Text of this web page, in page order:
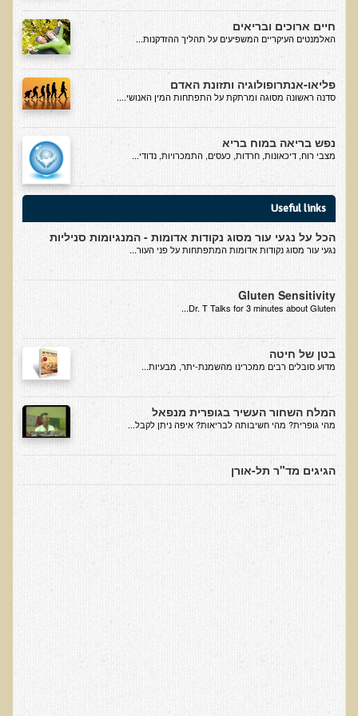
עדויות מטופלים
תודה לך דוקטור על חוויה נהדרת
לי
עצוב נורא לחשוב שכל כך הרבה אנשים מאמינים שכימותרפיה היא
אנחנו מאושרים מאוד שביצענו ואת הבדיקה וממליצים בחום לכל מי
שסובל לעשות אותה.
הבריאות של כל המשפחה השתפרה
אסירי תודה לך על השבת הבריאות שלנו
תודה דר' עדיאל שהצלת את חיי!
הצוות שלנו
ענבל ליבסקי, Bsc, ND
ד"ר גבריאל שמלוב MD
ד"ר שולמית לוריא (MD)
איפה נמצא ד"ר תל-אורן
אקופוליטן רשת בינ"ל לבריאות האדם והסביבה
מיהו ד"ר עדיאל תל-אורן
הארגון העולמי לבריאות נפשית פונקציונאלית
הקלה בדיכאון חמור
חיים ארוכים ובריאים
האלמנטים העיקריים המשפיעים על תהליך ההזדקנות...
פליאו-אנתרופולוגיה ותזונת האדם
סדנה ראשונה מסוגה ומרתקת על התפתחות המין האנושי....
נפש בריאה במוח בריא
מצבי רוח, דיכאונות, חרדות, כעסים, התמכרויות, נדודי...
Useful links
הכל על נגעי עור מסוג נקודות אדומות - המנגיומות סניליות
נגעי עור מסוג נקודות אדומות המתפתחות על פני העור...
Gluten Sensitivity
Dr. T Talks for 3 minutes about Gluten...
בטן של חיטה
​מדוע סובלים רבים ממכרינו מהשמנת-יתר, מבעיות...
המלח השחור העשיר בגופרית מנפאל
מהי גופרית? מהי חשיבותה לבריאות? איפה ניתן לקבל...
הגיגים מד"ר תל-אורן